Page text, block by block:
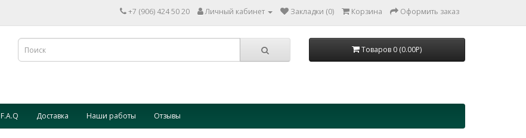
+7 (906) 424 50 20 Личный кабинет Закладки (0) Корзина Оформить заказ
Товаров 0 (0.00Р)
F.A.Q Доставка Наши работы Отзывы